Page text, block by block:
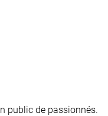
public de passionnés.